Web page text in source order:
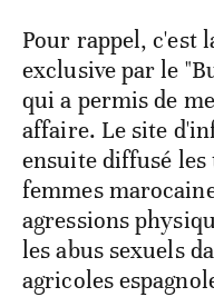
Pour rappel, c'est
exclusive par le
qui a permis de
affaire. Le site
ensuite diffusé les
femmes
agressions
les abus sexuels
agricoles